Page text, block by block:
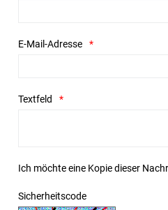
E-Mail-Adresse
Textfeld
Ich möchte eine Kopie dieser
Sicherheitscode